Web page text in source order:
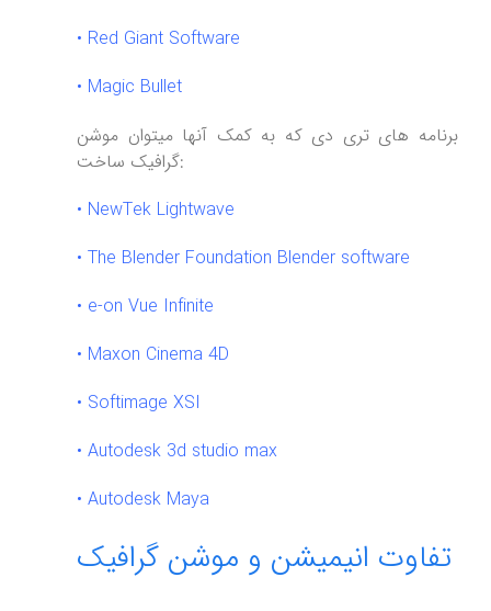
• Red Giant Software
• Magic Bullet
برنامه های تری دی که به کمک آنها میتوان موشن
گرافیک ساخت:
• NewTek Lightwave
• The Blender Foundation Blender software
• e-on Vue Infinite
• Maxon Cinema 4D
• Softimage XSI
• Autodesk 3d studio max
• Autodesk Maya
تفاوت انیمیشن و موشن گرافیک